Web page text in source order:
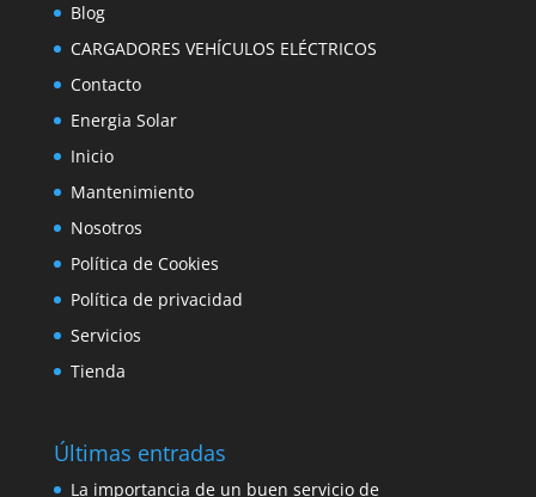
Blog
CARGADORES VEHÍCULOS ELÉCTRICOS
Contacto
Energia Solar
Inicio
Mantenimiento
Nosotros
Política de Cookies
Política de privacidad
Servicios
Tienda
Últimas entradas
La importancia de un buen servicio de